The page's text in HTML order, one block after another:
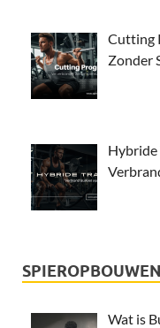
Cutting
Zonder
Hybride
Wat is